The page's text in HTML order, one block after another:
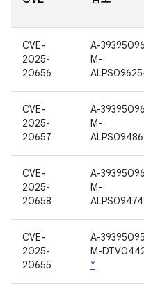
CVE-
2025-
20656
A-
M-
CVE-
2025-
20657
A-
M-
CVE-
2025-
20658
A-
M-
CVE-
2025-
20655
A-
M-
*